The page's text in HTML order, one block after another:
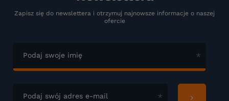
Zapisz się do newslettera i otrzymuj najnowsze informacje o naszej
ofercie
Podaj swoje imię
Podaj swój adres e-mail